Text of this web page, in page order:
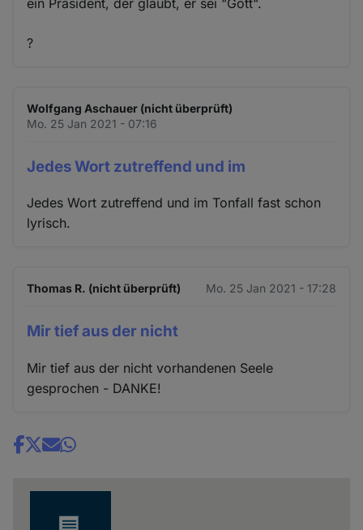
?
Wolfgang Aschauer (nicht überprüft)
Mo. 25 Jan 2021 - 07:16
Jedes Wort zutreffend und im
Jedes Wort zutreffend und im Tonfall fast schon
lyrisch.
Thomas R. (nicht überprüft) Mo. 25 Jan 2021 - 17:28
Mir tief aus der nicht
Mir tief aus der nicht vorhandenen Seele
gesprochen - DANKE!
Share